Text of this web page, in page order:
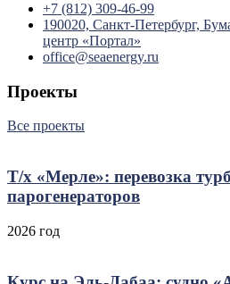
+7 (812) 309-46-99
190020, Санкт-Петербург,
центр «Портал»
office@seaenergy.ru
Проекты
Все проекты
Т/х «Мерле»: перевозка
парогенераторов
2026 год